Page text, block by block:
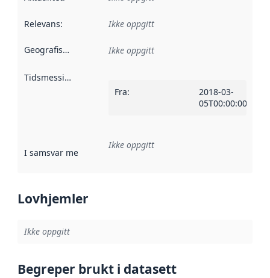
Relevans: Ikke oppgitt
Geografisk avgrensning :
Ikke oppgitt
Tidsmessig avgrensning
Fra:
2018-03-
05T00:00:00Z
I samsvar med Referanse til en implementasjonsregel
Ikke oppgitt
Lovhjemler
Ikke oppgitt
Begreper brukt i datasett